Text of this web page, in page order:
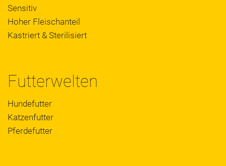
Sensitiv
Hoher Fleischanteil
Kastriert & Sterilisiert
Futterwelten
Hundefutter
Katzenfutter
Pferdefutter